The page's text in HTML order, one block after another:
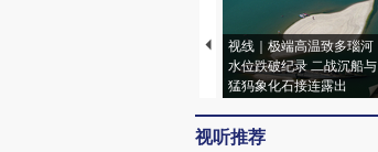
视线｜极端高温致多瑙河
水位跌破纪录 二战沉船与
猛犸象化石接连露出
视听推荐